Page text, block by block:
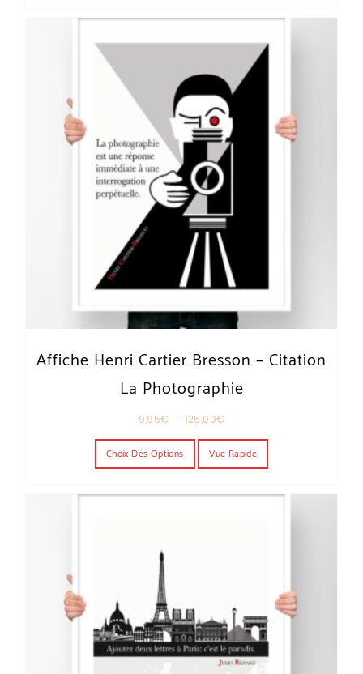
Affiche Henri Cartier Bresson – Citation
La Photographie
9,95€ – 125,00€
Choix Des Options
Ce produit a plusieurs variations. Les
Vue Rapide